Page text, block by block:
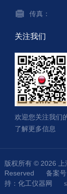
传真：
关注我们
欢迎您关注我们
了解更多信息
版权所有 © 2026
Reserved 备案
持： 化工仪器网